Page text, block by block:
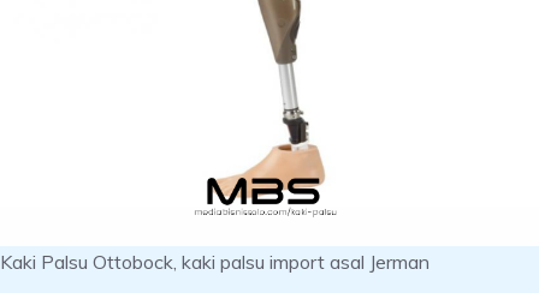
Kaki Palsu Ottobock, kaki palsu import asal Jerman